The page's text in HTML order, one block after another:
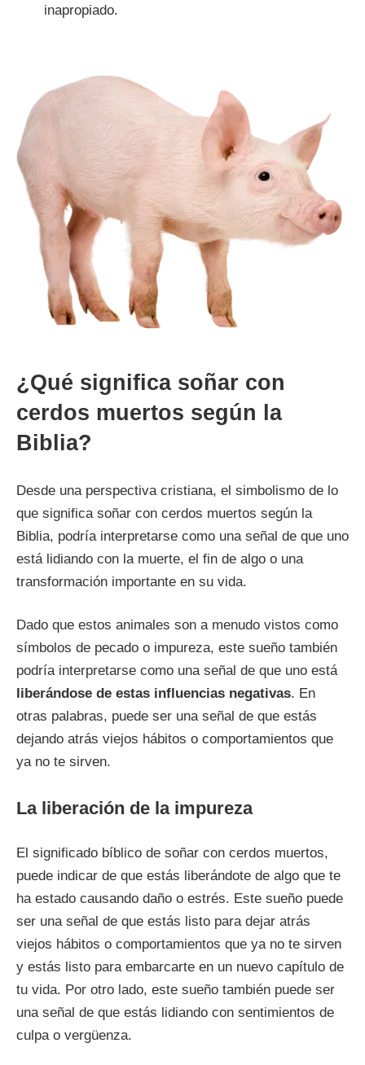
inapropiado.
¿Qué significa soñar con
cerdos muertos según la
Biblia?
Desde una perspectiva cristiana, el simbolismo de lo
que significa soñar con cerdos muertos según la
Biblia, podría interpretarse como una señal de que uno
está lidiando con la muerte, el fin de algo o una
transformación importante en su vida.
Dado que estos animales son a menudo vistos como
símbolos de pecado o impureza, este sueño también
podría interpretarse como una señal de que uno está
liberándose de estas influencias negativas. En
otras palabras, puede ser una señal de que estás
dejando atrás viejos hábitos o comportamientos que
ya no te sirven.
La liberación de la impureza
El significado bíblico de soñar con cerdos muertos,
puede indicar de que estás liberándote de algo que te
ha estado causando daño o estrés. Este sueño puede
ser una señal de que estás listo para dejar atrás
viejos hábitos o comportamientos que ya no te sirven
y estás listo para embarcarte en un nuevo capítulo de
tu vida. Por otro lado, este sueño también puede ser
una señal de que estás lidiando con sentimientos de
culpa o vergüenza.